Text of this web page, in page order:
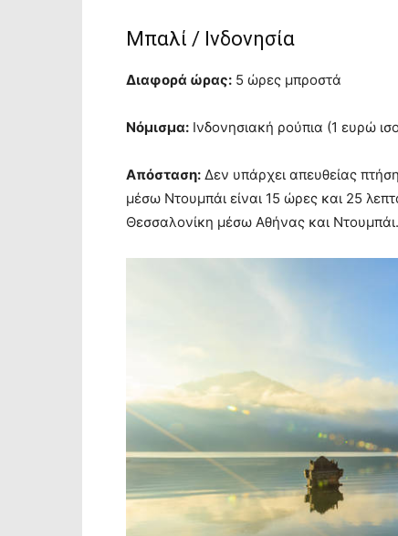
Μπαλί / Ινδονησία
Διαφορά ώρας: 5 ώρες μπροστά
Νόμισμα: Ινδονησιακή ρούπια (1 ευρώ
Απόσταση: Δεν υπάρχει απευθείας
μέσω Ντουμπάι είναι 15 ώρες και 25
Θεσσαλονίκη μέσω Αθήνας και Ντουμπάι.